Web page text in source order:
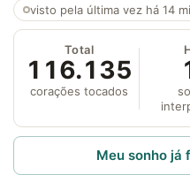
visto pela última vez há 14
Total
116.135
corações tocados
Meu sonho já